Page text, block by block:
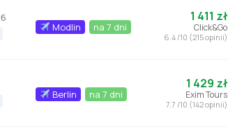
Modlin na 7 dni
1 411 zł
Click&Go
6.4 /10 (215 opinii)
Berlin na 7 dni
1 429 zł
Exim Tours
7.7 /10 (142 opinii)